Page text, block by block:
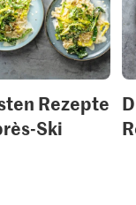
Rezepte
Ski